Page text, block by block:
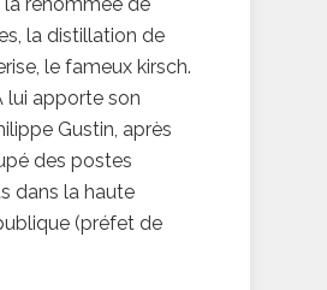
renommée de
la distillation de
le fameux kirsch.
lui apporte son
Gustin, après
des postes
dans la haute
(préfet de